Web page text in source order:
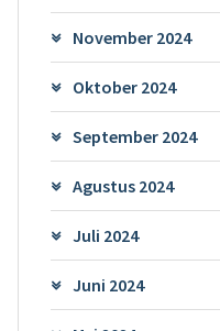
November 2024
Oktober 2024
September 2024
Agustus 2024
Juli 2024
Juni 2024